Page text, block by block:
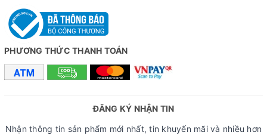
PHƯƠNG THỨC THANH TOÁN
ĐĂNG KÝ NHẬN TIN
Nhận thông tin sản phẩm mới nhất, tin khuyến mãi và nhiều hơn